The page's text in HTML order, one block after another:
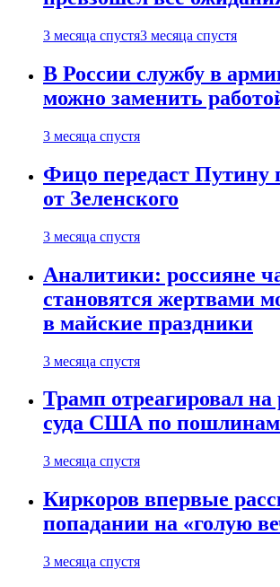
3 месяца спустя3 месяца спустя
В России службу в
можно заменить
3 месяца спустя
Фицо передаст Путину
от Зеленского
3 месяца спустя
Аналитики: россияне
становятся жертвами
в майские праздники
3 месяца спустя
Трамп отреагировал
суда США по пошлинам
3 месяца спустя
Киркоров впервые
попадании на «голую
3 месяца спустя